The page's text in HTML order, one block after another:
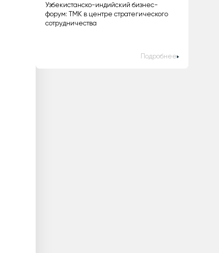
Узбекистанско-индийский бизнес-
форум: ТМК в центре стратегического
сотрудничества
Подробнее